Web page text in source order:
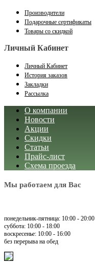
Производители
Подарочные сертификаты
Товары со скидкой
Личный Кабинет
Личный Кабинет
История заказов
Закладки
Рассылка
О компании
Новости
Акции
Скидки
Статьи
Прайс-лист
Схема проезда
Мы работаем для Вас
понедельник-пятница: 10:00 - 20:00
суббота: 10:00 - 18:00
воскресенье: 10:00 - 16:00
без перерыва на обед